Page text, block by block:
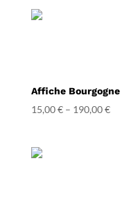
Affiche Bourgogne
15,00€– 190,00€